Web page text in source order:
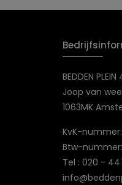
BEDDEN
Joop van
1063MK
KvK-
Btw-nummer:
Tel : 020 -